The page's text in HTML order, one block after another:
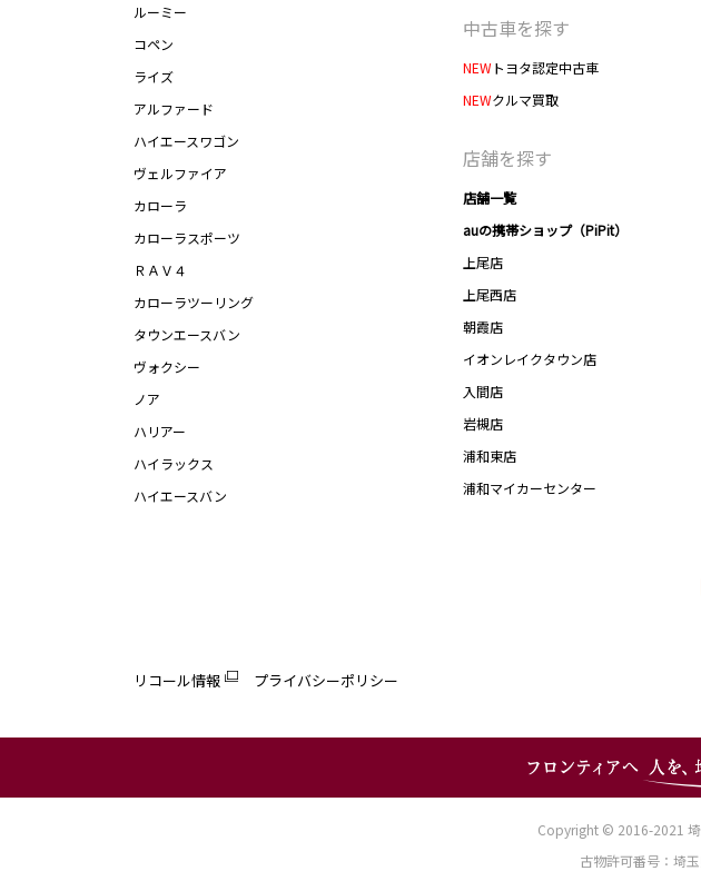
ルーミー
コペン
ライズ
アルファード
ハイエースワゴン
ヴェルファイア
カローラ
カローラスポーツ
ＲＡＶ４
カローラツーリング
タウンエースバン
ヴォクシー
ノア
ハリアー
ハイラックス
ハイエースバン
中古車を探す
NEWトヨタ認定中古車
NEWクルマ買取
店舗を探す
店舗一覧
auの携帯ショップ（PiPit）
上尾店
上尾西店
朝霞店
イオンレイクタウン店
入間店
岩槻店
浦和東店
浦和マイカーセンター
リコール情報 プライバシーポリシー
Copyright © 2016-2021 埼
古物許可番号：埼